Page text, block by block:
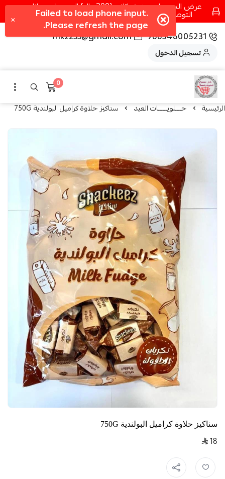
عرض التوصيل عند شرائك بـ{200ريال} التوصيل مجانا
التوصيل في مكه فقط كل اسبوع اصناف جديدة
966546005231
fhk2255@gmail.com
تسجيل الدخول
0
الرئيسية حــــلويــــــات العيد سناكيز حلاوة كراميل البولندية 750G
سناكيز حلاوة كراميل البولندية 750G
18